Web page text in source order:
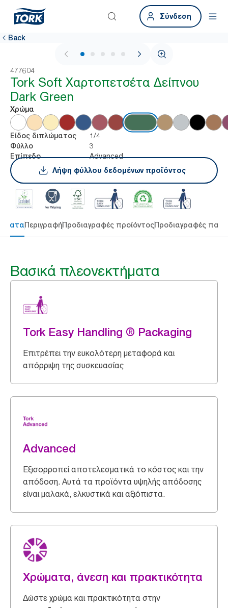
Σύνδεση
Back
1 / 6
477604
Tork Soft Χαρτοπετσέτα Δείπνου
Dark Green
Χρώμα
Είδος διπλώματος 1/4
Φύλλο 3
Επίπεδο
Advanced
Λήψη φύλλου δεδομένων προϊόντος
ΠεριγραφήΠροδιαγραφές προϊόντοςΠροδιαγραφές
Βασικά πλεονεκτήματα
Tork Easy Handling ® Packaging
Επιτρέπει την ευκολότερη μεταφορά και
απόρριψη της συσκευασίας
Advanced
Εξισορροπεί αποτελεσματικά το κόστος και την
απόδοση. Αυτά τα προϊόντα υψηλής απόδοσης
είναι μαλακά, ελκυστικά και αξιόπιστα.
Χρώματα, άνεση και πρακτικότητα
Δώστε χρώμα και πρακτικότητα στην